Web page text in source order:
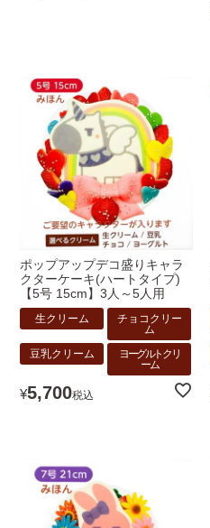
ポップアップデコ盛りキャラ
クターケーキ(ハートタイプ)
【5号 15cm】3人～5人用
生クリーム
チョコクリー
ム
豆乳クリーム
ヨーグルトクリ
ーム
¥5,700税込